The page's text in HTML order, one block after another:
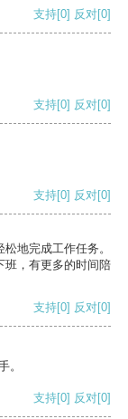
支持[0] 反对[0]
支持[0] 反对[0]
支持[0] 反对[0]
地完成工作任务。
班，有更多的时间陪
支持[0] 反对[0]
。
支持[0] 反对[0]